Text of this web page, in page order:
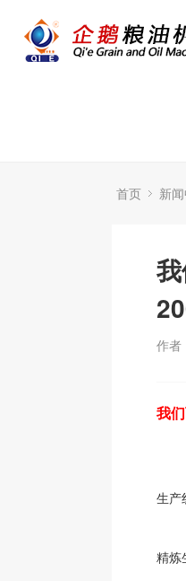
首页 新
作者
我
1
生产
1
精炼